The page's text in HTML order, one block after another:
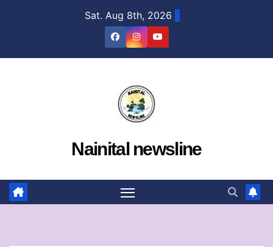
Sat. Aug 8th, 2026
Nainital newsline